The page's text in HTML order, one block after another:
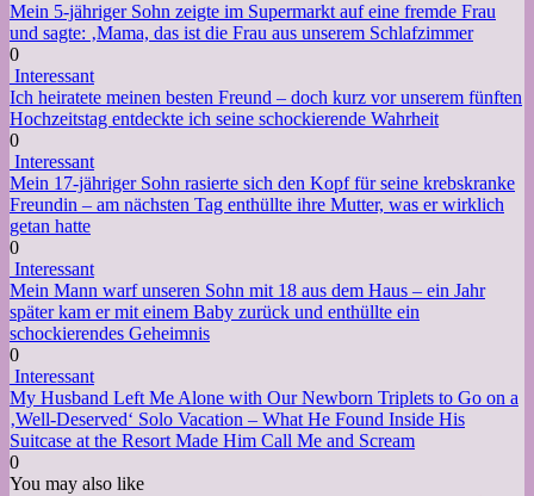
Mein 5-jähriger Sohn zeigte im Supermarkt auf eine fremde Frau
und sagte: ‚Mama, das ist die Frau aus unserem Schlafzimmer
0
Interessant
Ich heiratete meinen besten Freund – doch kurz vor unserem fünften
Hochzeitstag entdeckte ich seine schockierende Wahrheit
0
Interessant
Mein 17-jähriger Sohn rasierte sich den Kopf für seine krebskranke
Freundin – am nächsten Tag enthüllte ihre Mutter, was er wirklich
getan hatte
0
Interessant
Mein Mann warf unseren Sohn mit 18 aus dem Haus – ein Jahr
später kam er mit einem Baby zurück und enthüllte ein
schockierendes Geheimnis
0
Interessant
My Husband Left Me Alone with Our Newborn Triplets to Go on a
‚Well-Deserved‘ Solo Vacation – What He Found Inside His
Suitcase at the Resort Made Him Call Me and Scream
0
You may also like